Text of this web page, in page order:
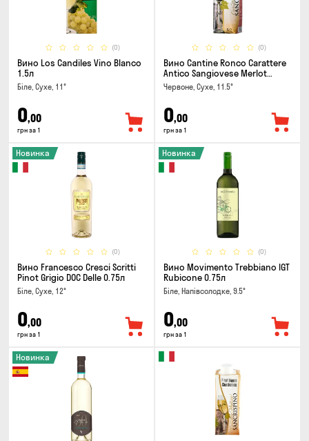
(0)
Вино Los Candiles Vino Blanco
1.5л
Біле, Сухе, 11°
0,00
грн за 1
(0)
Вино Cantine Ronco Carattere
Antico Sangiovese Merlot
Rubicone IGT 1л
Червоне, Сухе, 11.5°
0,00
грн за 1
(0)
Новинка
Вино Francesco Cresci Scritti
Pinot Grigio DOC Delle 0.75л
Біле, Сухе, 12°
0,00
грн за 1
(0)
Новинка
Вино Movimento Trebbiano IGT
Rubicone 0.75л
Біле, Напівсолодке, 9.5°
0,00
грн за 1
Новинка